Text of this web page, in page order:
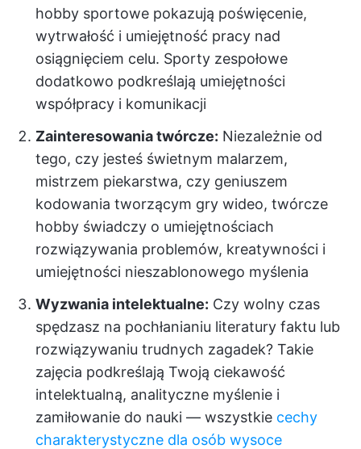
hobby sportowe pokazują poświęcenie,
wytrwałość i umiejętność pracy nad
osiągnięciem celu. Sporty zespołowe
dodatkowo podkreślają umiejętności
współpracy i komunikacji
Zainteresowania twórcze: Niezależnie od
tego, czy jesteś świetnym malarzem,
mistrzem piekarstwa, czy geniuszem
kodowania tworzącym gry wideo, twórcze
hobby świadczy o umiejętnościach
rozwiązywania problemów, kreatywności i
umiejętności nieszablonowego myślenia
Wyzwania intelektualne: Czy wolny czas
spędzasz na pochłanianiu literatury faktu lub
rozwiązywaniu trudnych zagadek? Takie
zajęcia podkreślają Twoją ciekawość
intelektualną, analityczne myślenie i
zamiłowanie do nauki — wszystkie cechy
charakterystyczne dla osób wysoce